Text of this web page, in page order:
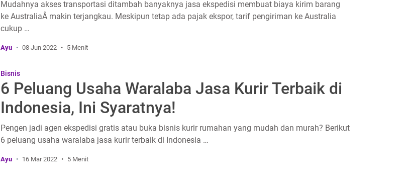
Mudahnya akses transportasi ditambah banyaknya jasa ekspedisi membuat biaya kirim barang
ke AustraliaÂ makin terjangkau. Meskipun tetap ada pajak ekspor, tarif pengiriman ke Australia
cukup …
Ayu 08 Jun 2022 5 Menit
Bisnis
6 Peluang Usaha Waralaba Jasa Kurir Terbaik di
Indonesia, Ini Syaratnya!
Pengen jadi agen ekspedisi gratis atau buka bisnis kurir rumahan yang mudah dan murah? Berikut
6 peluang usaha waralaba jasa kurir terbaik di Indonesia …
Ayu 16 Mar 2022 5 Menit